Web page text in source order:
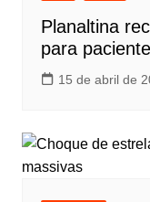
Planaltina
para
15 de abril de